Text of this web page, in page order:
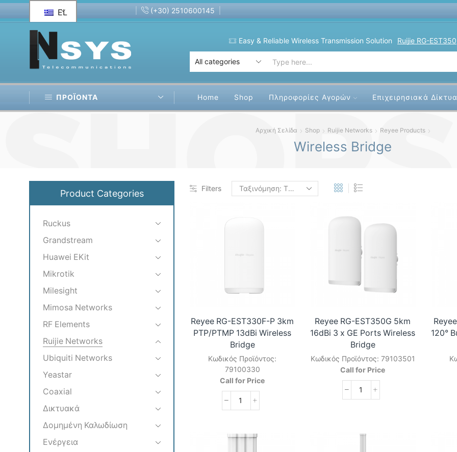
EL (+30) 2510600145
Affordable cable Assemblies! Easy & Reliable Wireless Transmission Solution Ruijie RG-EST350
ΠΡΟΪΟΝΤΑ Home Shop Πληροφορίες Αγορών Επιχειρησιακά Δίκτυα
Αρχική Σελίδα Shop Ruijie Networks Reyee Products
Wireless Bridge
Filters
Reyee RG-EST330F-P 3km
PTP/PTMP 13dBi Wireless
Bridge
Κωδικός Προϊόντος:
79100330
Call for Price
Reyee
P
Reyee RG-EST350G 5km
16dBi 3 x GE Ports Wireless
Bridge
Κωδικός Προϊόντος: 79103501
Call for Price
Reyee
16dBi
120°
Product Categories
Ruckus
Grandstream
Huawei EKit
Mikrotik
Milesight
Mimosa Networks
RF Elements
Ruijie Networks
Ubiquiti Networks
Yeastar
Coaxial
Δικτυακά
Δομημένη Καλωδίωση
Ενέργεια